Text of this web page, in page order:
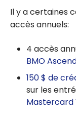
Il y a certaines
accès annuels:
4 accès
BMO
150 $ de
sur les
Mastercard